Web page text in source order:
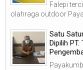
Falepi
olahraga outdoor
Satu
Dipilih